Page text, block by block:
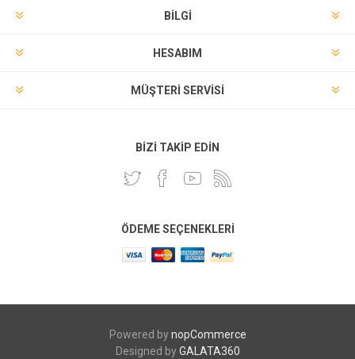
BILGI
HESABIM
MÜŞTERI SERVISI
BIZI TAKIP EDIN
ÖDEME SEÇENEKLERI
Powered bynopCommerce
Designed byGALATA360